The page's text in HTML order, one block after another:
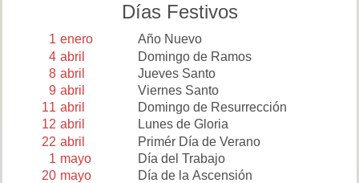
Días Festivos
1 enero
Año Nuevo
4 abril
Domingo de Ramos
8 abril
Jueves Santo
9 abril
Viernes Santo
11 abril
Domingo de Resurrección
12 abril
Lunes de Gloria
22 abril
Primér Día de Verano
1 mayo
Día del Trabajo
20 mayo
Día de la Ascensión